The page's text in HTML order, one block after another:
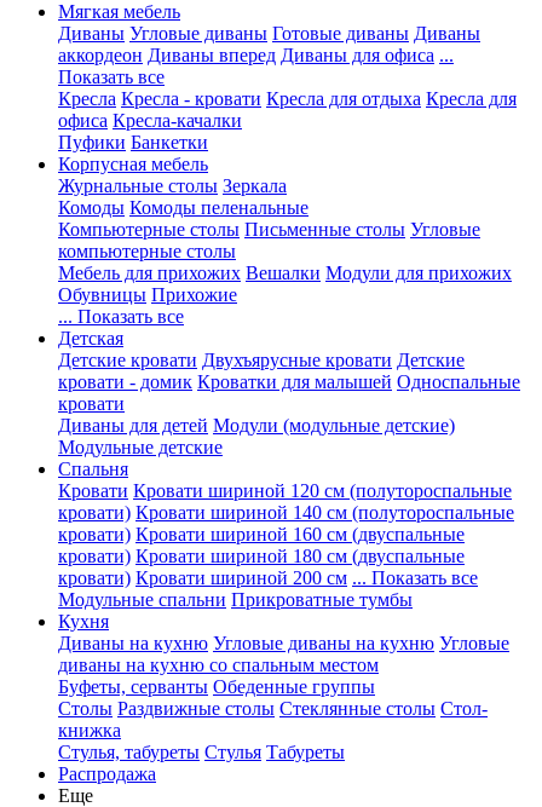
Мягкая мебель
Диваны Угловые диваны Готовые диваны Диваны
аккордеон Диваны вперед Диваны для офиса ...
Показать все
Кресла Кресла - кровати Кресла для отдыха Кресла для
офиса Кресла-качалки
Пуфики Банкетки
Корпусная мебель
Журнальные столы Зеркала
Комоды Комоды пеленальные
Компьютерные столы Письменные столы Угловые
компьютерные столы
Мебель для прихожих Вешалки Модули для прихожих
Обувницы Прихожие
... Показать все
Детская
Детские кровати Двухъярусные кровати Детские
кровати - домик Кроватки для малышей Односпальные
кровати
Диваны для детей Модули (модульные детские)
Модульные детские
Спальня
Кровати Кровати шириной 120 см (полутороспальные
кровати) Кровати шириной 140 см (полутороспальные
кровати) Кровати шириной 160 см (двуспальные
кровати) Кровати шириной 180 см (двуспальные
кровати) Кровати шириной 200 см ... Показать все
Модульные спальни Прикроватные тумбы
Кухня
Диваны на кухню Угловые диваны на кухню Угловые
диваны на кухню со спальным местом
Буфеты, серванты Обеденные группы
Столы Раздвижные столы Стеклянные столы Стол-
книжка
Стулья, табуреты Стулья Табуреты
Распродажа
Еще